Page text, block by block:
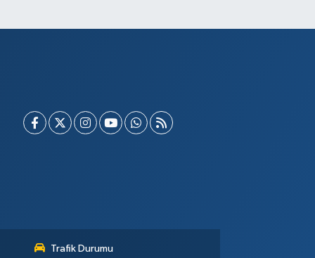
Trafik Durumu